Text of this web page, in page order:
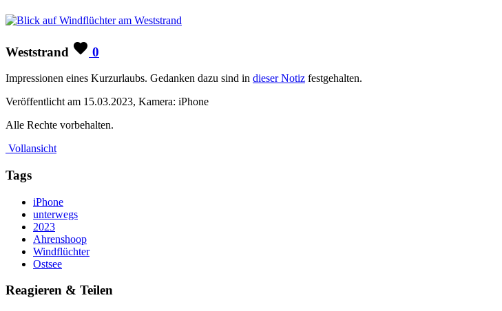
Weststrand 0
Impressionen eines Kurzurlaubs. Gedanken dazu sind in dieser Notiz festgehalten.
Veröffentlicht am 15.03.2023, Kamera: iPhone
Alle Rechte vorbehalten.
Vollansicht
Tags
iPhone
unterwegs
2023
Ahrenshoop
Windflüchter
Ostsee
Reagieren & Teilen